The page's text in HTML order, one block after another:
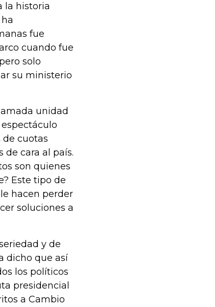
la historia
fue
cuando fue
solo
su ministerio
unidad
de cuotas
cara al país.
son quienes
Este tipo de
hacen perder
soluciones a
y de
dicho que así
los políticos
presidencial
a Cambio